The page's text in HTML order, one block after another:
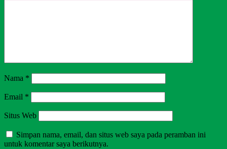
Nama *
Email *
Situs Web
Simpan nama, email, dan situs web saya pada peramban ini
untuk komentar saya berikutnya.